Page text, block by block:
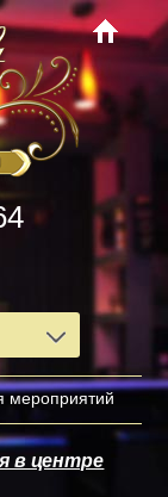
мероприятий
в центре